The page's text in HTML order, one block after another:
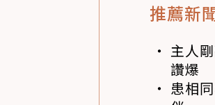
推薦新
主人
讚爆
患相